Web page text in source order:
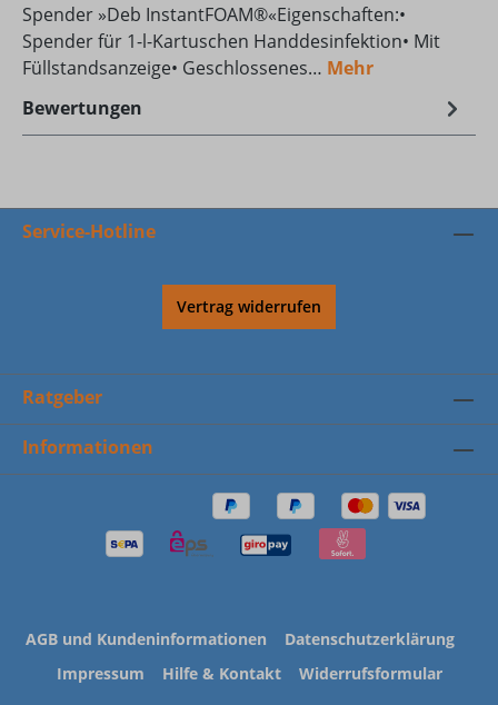
Spender »Deb InstantFOAM®«Eigenschaften:•
Spender für 1-l-Kartuschen Handdesinfektion• Mit
Füllstandsanzeige• Geschlossenes… Mehr
Bewertungen
Service-Hotline
Vertrag widerrufen
Ratgeber
Informationen
AGB und Kundeninformationen
Datenschutzerklärung
Impressum
Hilfe & Kontakt Widerrufsformular